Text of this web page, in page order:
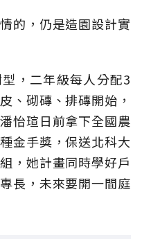
的，仍是造園設計實
，二年級每人分配3
、砌磚、排磚開始，
怡瑄日前拿下全國農
金手獎，保送北科大
，她計畫同時學好戶
長，未來要開一間庭